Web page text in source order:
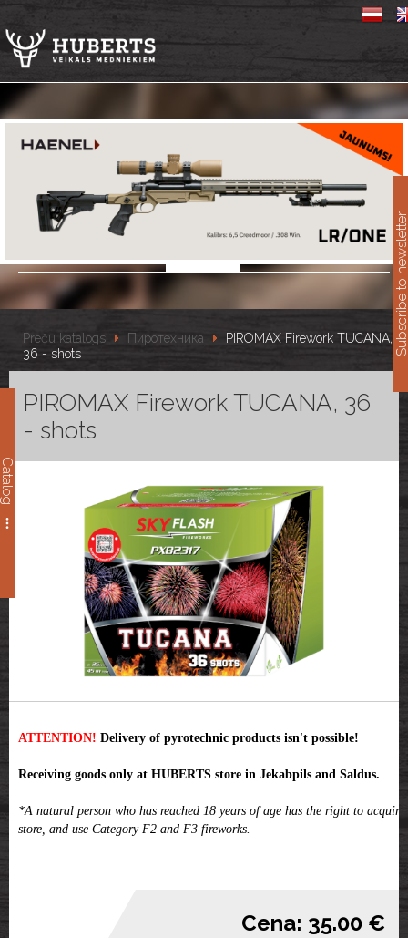
Catalog
Preču katalogs Пиротехника
PIROMAX Firework TUCANA,
36 - shots
PIROMAX Firework TUCANA, 36
- shots
ATTENTION! Delivery of pyrotechnic products isn't possible!
Receiving goods only at HUBERTS store in Jekabpils and Saldus.
*A natural person who has reached 18 years of age has the right to acquire,
store, and use Category F2 and F3 fireworks.
Cena: 35.00 €
Subscribe